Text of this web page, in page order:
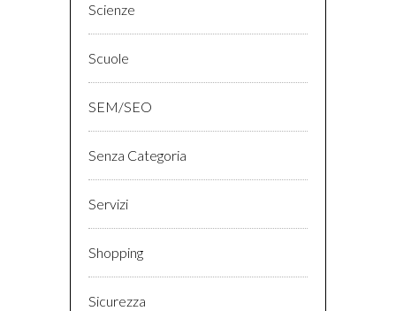
Scienze
Scuole
SEM/SEO
Senza Categoria
Servizi
Shopping
Sicurezza